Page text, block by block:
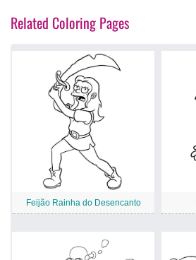
Related Coloring Pages
Feijão Rainha do Desencanto